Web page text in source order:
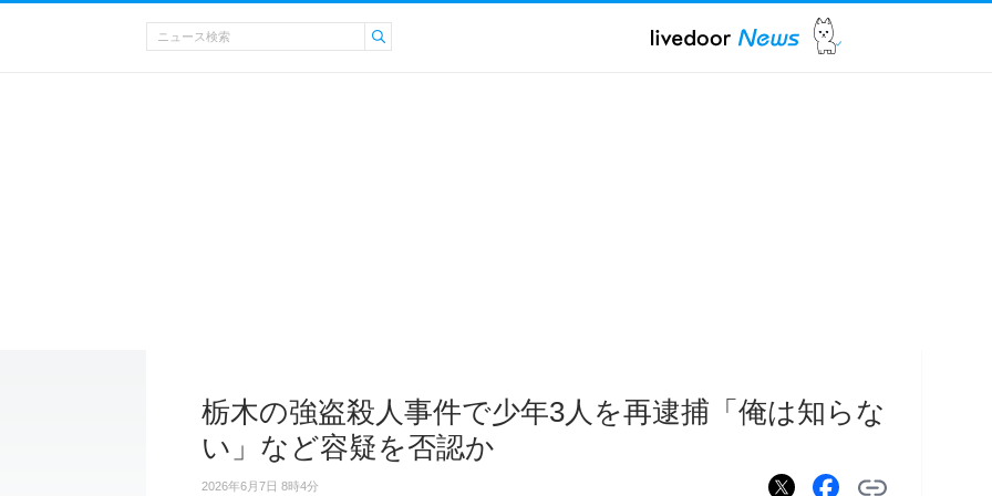
栃木の強盗殺人事件で少年3人を再逮捕「俺は知らな
い」など容疑を否認か
2026年6月7日 8時4分